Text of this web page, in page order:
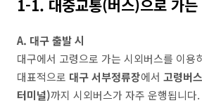
1-1. 대중교통(버스)으로 가는
A. 대구 출발 시
대구에서 고령으로 가는 시외버스를 이용
대표적으로 대구 서부정류장에서 고령버
터미널)까지 시외버스가 자주 운행됩니다.